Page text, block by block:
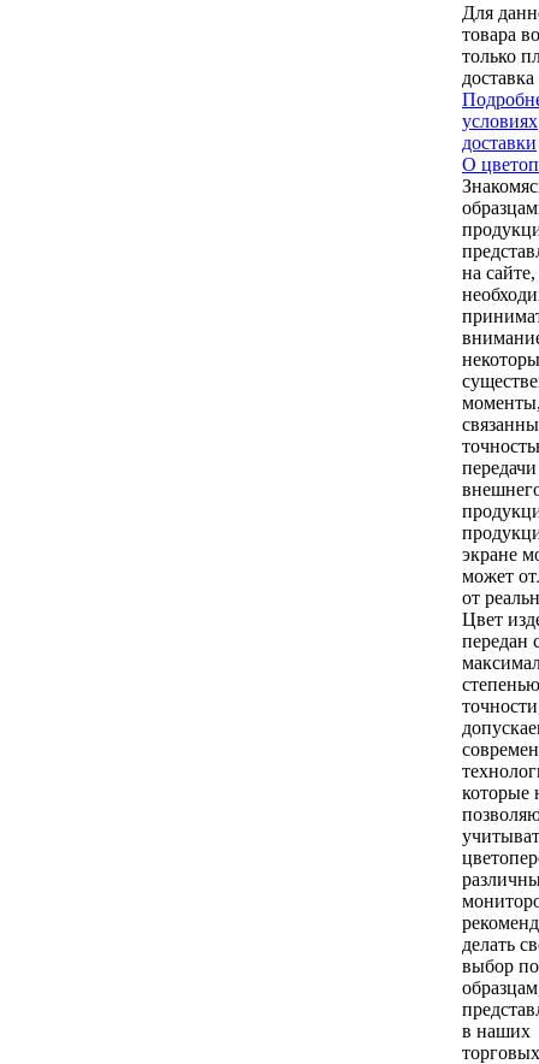
Для
товара
только
доставка
условиях
доставки
О
на сайте,
экране
может
от
Цвет
передан
степенью
которые
делать
выбор по
в наших